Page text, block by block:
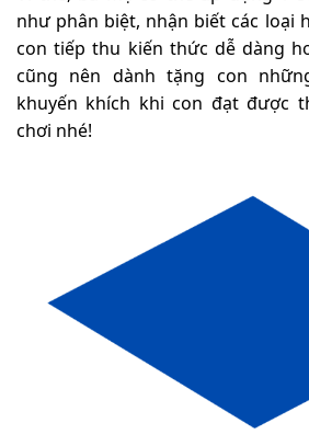
như phân biệt, nhận biết các loại
con tiếp thu kiến thức dễ dàng
cũng nên dành tặng con
khuyến khích khi con đạt được
chơi nhé!